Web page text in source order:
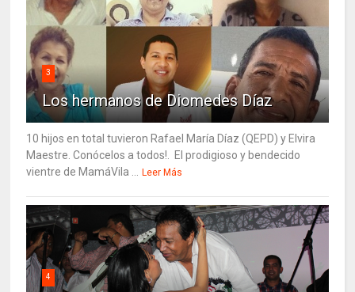
3
Los hermanos de Diomedes Díaz
10 hijos en total tuvieron Rafael María Díaz (QEPD) y Elvira
Maestre. Conócelos a todos!. El prodigioso y bendecido
vientre de MamáVila ...
Leer Más
4